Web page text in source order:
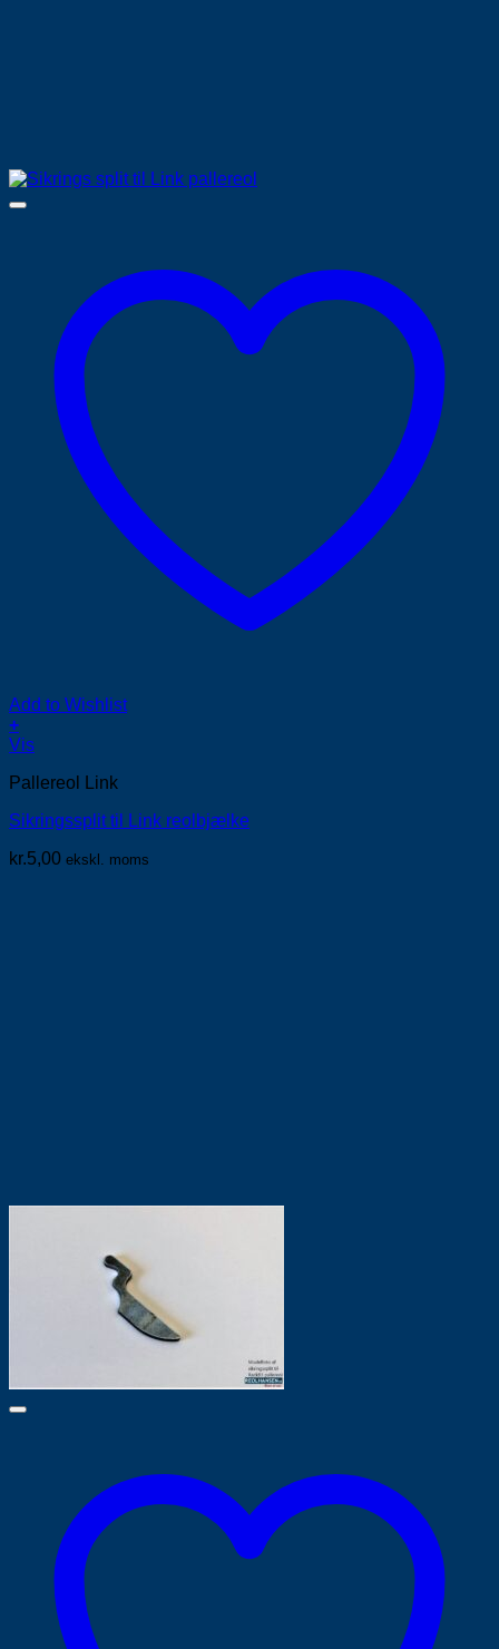
Add to Wishlist
+
Vis
Pallereol Link
Sikringssplit til Link reolbjælke
kr.5,00 ekskl. moms